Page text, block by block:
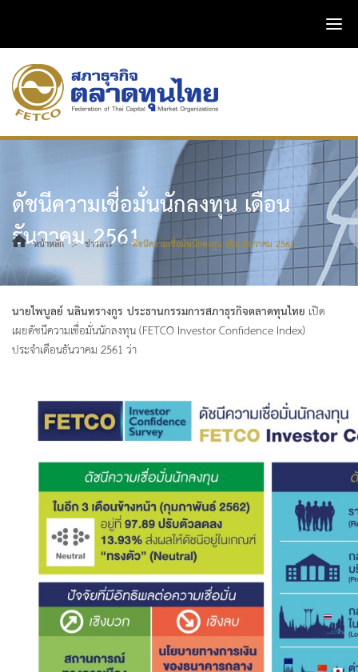
ดัชนีความเชื่อมั่นนักลงทุน เดือน
ธันวาคม 2561
หน้าหลัก > ข่าวสาร > ดัชนีความเชื่อมั่นนักลงทุน เดือนธันวาคม 2561
นายไพบูลย์ นลินทรางกูร ประธานกรรมการสภาธุรกิจตลาดทุนไทย เปิด
เผยดัชนีความเชื่อมั่นนักลงทุน (FETCO Investor Confidence Index)
ประจำเดือนธันวาคม 2561 ว่า